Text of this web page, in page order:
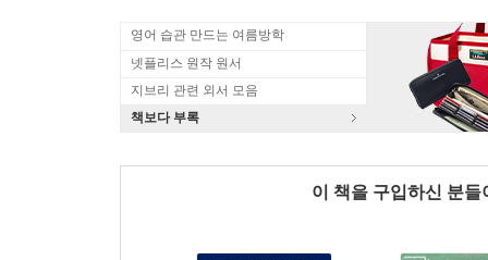
영어 습관 만드는 여름방학
넷플리스 원작 원서
지브리 관련 외서 모음
책보다 부록
이 책을 구입하신 분